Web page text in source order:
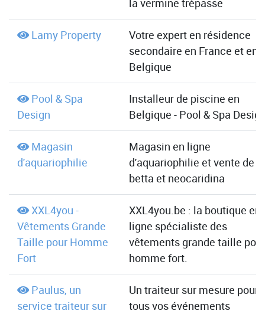
la vermine trépasse
Lamy Property
Votre expert en résidence
secondaire en France et en
Belgique
Pool & Spa
Design
Installeur de piscine en
Belgique - Pool & Spa
Magasin
d'aquariophilie
Magasin en ligne
d'aquariophilie et vente de
betta et neocaridina
XXL4you -
Vêtements Grande
Taille pour Homme
Fort
XXL4you.be : la boutique en
ligne spécialiste des
vêtements grande taille pour
homme fort.
Paulus, un
service traiteur sur
Un traiteur sur mesure pour
tous vos événements